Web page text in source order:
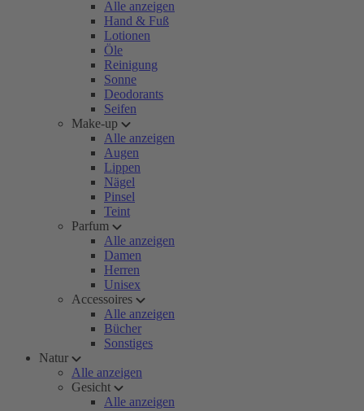
Alle anzeigen
Hand & Fuß
Lotionen
Öle
Reinigung
Sonne
Deodorants
Seifen
Make-up
Alle anzeigen
Augen
Lippen
Nägel
Pinsel
Teint
Parfum
Alle anzeigen
Damen
Herren
Unisex
Accessoires
Alle anzeigen
Bücher
Sonstiges
Natur
Alle anzeigen
Gesicht
Alle anzeigen